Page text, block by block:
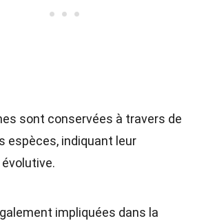
sont conservées à travers de
espèces, indiquant leur
impliquées dans la